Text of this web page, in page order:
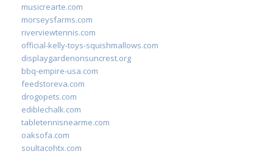
musicrearte.com
morseysfarms.com
riverviewtennis.com
official-kelly-toys-squishmallows.com
displaygardenonsuncrest.org
bbq-empire-usa.com
feedstoreva.com
drogopets.com
ediblechalk.com
tabletennisnearme.com
oaksofa.com
soultacohtx.com